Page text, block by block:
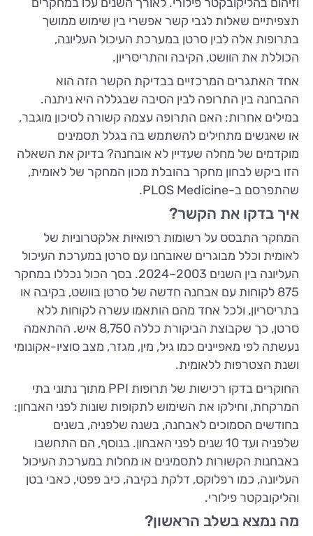
תצפיתיים שאלות לגבי קשר אפשרי בין שימוש ממושך
בתרופות אלה לבין סרטן במערכת העיכול העליונה,
הכוללת את הוושט, הקיבה והתריסריון.
אחד האתגרים המרכזיים בבדיקת הקשר הזה הוא
ההבחנה בין התרופה לבין הסיבה שבגללה היא ניתנה.
במילים אחרות: האם התרופה עצמה קשורה לסיכון מוגבר,
או שאנשים מתחילים להשתמש בה בגלל תסמינים
מוקדמים של מחלה שעדיין לא אובחנה? בדיוק את השאלה
הזו ביקש לבחון מחקר בהובלת מכון המחקר של לאומית,
שהתפרסם ב-PLOS Medicine.
איך בדקו את הקשר?
המחקר התבסס על רשומות רפואיות אלקטרוניות של
לאומית וכלל מבוגרים שאובחנו עם סרטן במערכת העיכול
העליונה בין השנים 2003–2024. בסך הכול נכללו במחקר
875 לקוחות עם אבחנה חדשה של סרטן בוושט, בקיבה או
בתריסריון, ולכל אחד מהם הותאמו עשרה לקוחות ללא
סרטן, כך שקבוצת הביקורת כללה 8,750 איש. ההתאמה
נעשתה לפי מאפיינים כמו גיל, מין, מגזר, מצב סוציו-אקונומי
ושנת הצטרפות ללאומית.
החוקרים בדקו רכישות של תרופות PPI מתוך נתוני בתי
המרקחת, וחילקו את השימוש לתקופות שונות לפני האבחון:
בחודשים הסמוכים לאבחנה, בשנה שלפניה, בשנים
שלפניה ועד 10 שנים לפני האבחון. בנוסף, הם התחשבו
באבחנות הקשורות לתסמינים או מחלות במערכת העיכול
העליונה, כמו רפלוקס, דלקת בקיבה, כיב פפטי, כאבי בטן
והליקובקטר פילורי.
מה נמצא בשלב הראשון?